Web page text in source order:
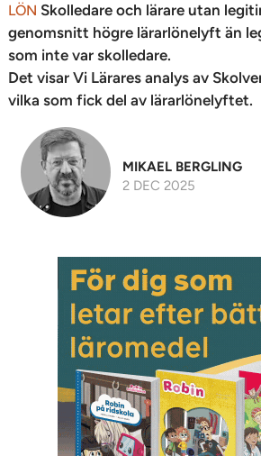
LÖN Skolledare och lärare utan
genomsnitt högre lärarlönelyft än
som inte var skolledare.
Det visar Vi Lärares analys av
vilka som fick del av lärarlönelyftet.
MIKAEL BERGLING
2 DEC 2025